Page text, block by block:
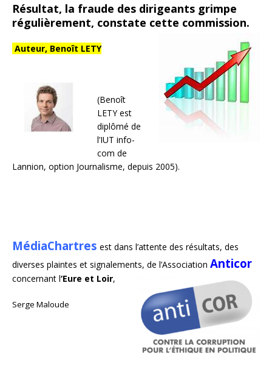
Résultat, la fraude des dirigeants grimpe
régulièrement, constate cette commission.
Auteur, Benoît LETY
(Benoît
LETY est
diplômé de
l’IUT info-
com de
Lannion, option Journalisme, depuis 2005).
MédiaChartres est dans l’attente des résultats, des
diverses plaintes et signalements, de l’Association Anticor
concernant l‘Eure et Loir,
Serge Maloude